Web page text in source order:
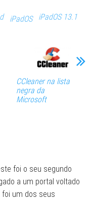
iPadOS
iPadOS 13.1
CCleaner na lista
negra da
Microsoft
foi o seu segundo
a um portal voltado
um dos seus